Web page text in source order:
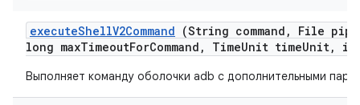
executeShellV2Command (String command , File pipe
long maxTimeoutForCommand , TimeUnit timeUnit,
Выполняет команду оболочки adb с дополнительными